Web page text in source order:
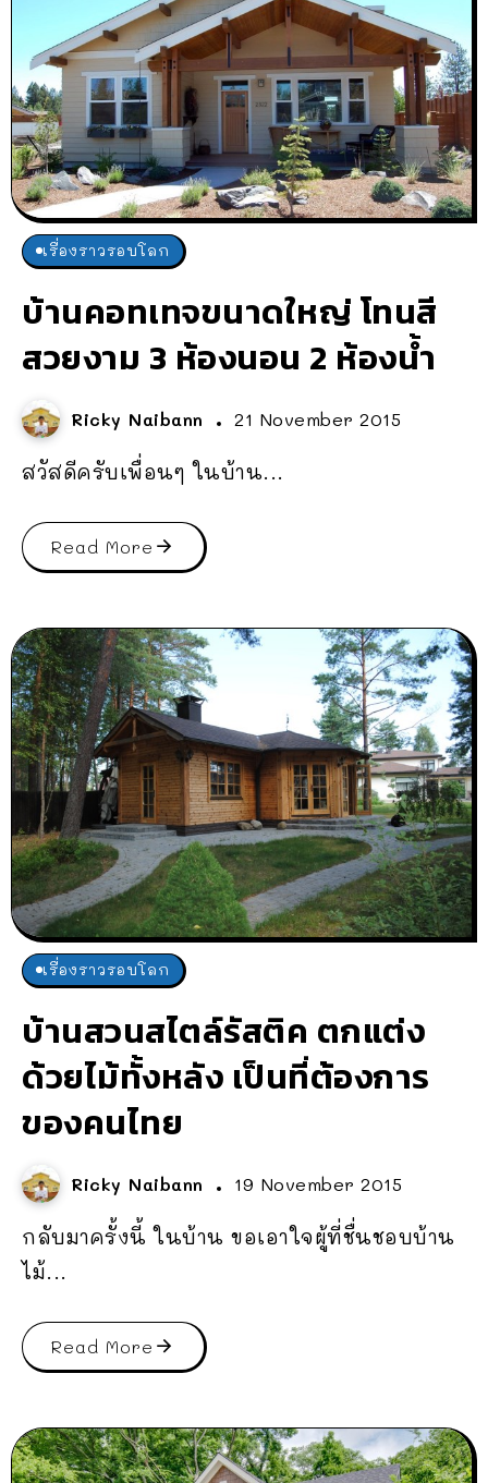
เรื่องราวรอบโลก
บ้านคอทเทจขนาดใหญ่ โทนสี
สวยงาม 3 ห้องนอน 2 ห้องน้ำ
Ricky Naibann 21 November 2015
สวัสดีครับเพื่อนๆ ในบ้าน...
Read More
เรื่องราวรอบโลก
บ้านสวนสไตล์รัสติค ตกแต่ง
ด้วยไม้ทั้งหลัง เป็นที่ต้องการ
ของคนไทย
Ricky Naibann 19 November 2015
กลับมาครั้งนี้ ในบ้าน ขอเอาใจผู้ที่ชื่นชอบบ้าน
ไม้...
Read More